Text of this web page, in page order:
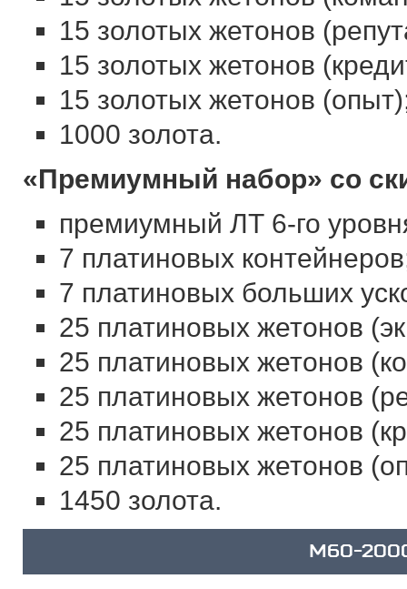
15 золотых жетонов
15 золотых жетонов
15 золотых жетонов
1000 золота.
«Премиумный набор» со
премиумный ЛТ 6-го
7 платиновых
7 платиновых больших
25 платиновых жетонов
25 платиновых жетонов
25 платиновых жетонов
25 платиновых жетонов
25 платиновых жетонов
1450 золота.
M60-